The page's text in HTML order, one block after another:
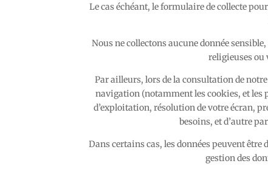
Le cas échéant, le formulaire de collecte
Nous ne collectons aucune donnée
religieuses ou
Par ailleurs, lors de la consultation de
navigation (notamment les cookies, et les
d’exploitation, résolution de votre écran,
besoins, et d’autre
Dans certains cas, les données peuvent
gestion des